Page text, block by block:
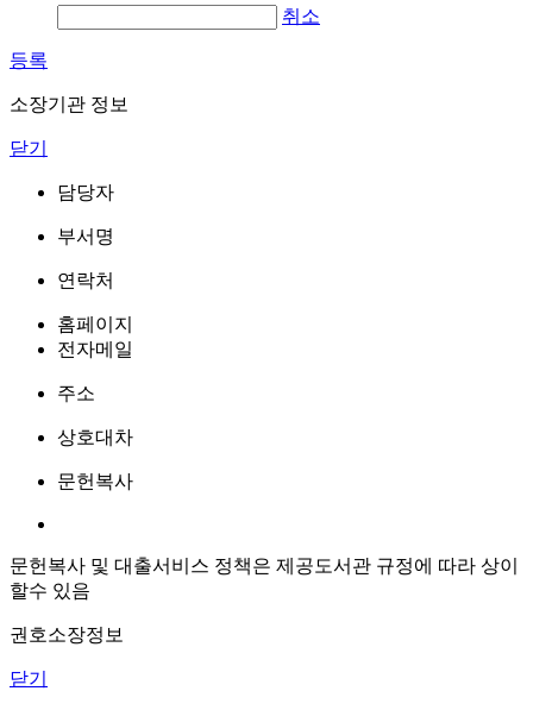
취소
등록
소장기관 정보
닫기
담당자
부서명
연락처
홈페이지
전자메일
주소
상호대차
문헌복사
문헌복사 및 대출서비스 정책은 제공도서관 규정에 따라 상이
할수 있음
권호소장정보
닫기